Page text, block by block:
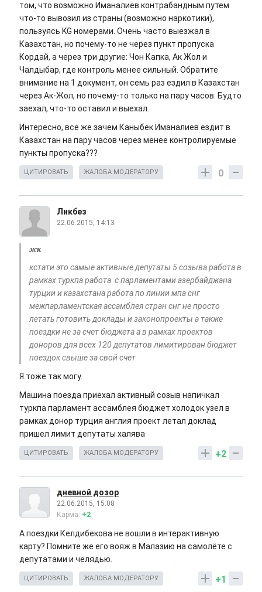
том, что возможно Иманалиев контрабандным путем
что-то вывозил из страны (возможно наркотики),
пользуясь KG номерами. Очень часто выезжал в
Казахстан, но почему-то не через пункт пропуска
Кордай, а через три другие: Чон Капка, Ак Жол и
Чалдыбар, где контроль менее сильный. Обратите
внимание на 1 документ, он семь раз ездил в Казахстан
через Ак-Жол, но почему-то только на пару часов. Будто
заехал, что-то оставил и выехал.
Интересно, все же зачем Каныбек Иманалиев ездит в
Казахстан на пару часов через менее контролируемые
пункты пропуска???
0
ЦИТИРОВАТЬ ЖАЛОБА МОДЕРАТОРУ
Ликбез
22.06.2015, 14:13
жк
кстати это самые активные депутаты 5 созыва работа в
рамках туркпа работа с парламентами азербайджана
турции и казахстана работа по линии мпа снг
межпарламентская ассамблея стран снг не просто
летать готовить доклады и законопроекты а также
поездки не за счет бюджета а в рамках проектов
доноров для всех 120 депутатов лимитирован бюджет
поездок свыше за свой счет
Я тоже так могу.
Машина поезда приехал активный созыв напичкал
туркпа парламент ассамблея бюджет холодок узел в
рамках донор турция англия проект летал доклад
пришел лимит депутаты халява
+2
ЦИТИРОВАТЬ ЖАЛОБА МОДЕРАТОРУ
дневной дозор
22.06.2015, 15:08
Карма: +2
А поездки Келдибекова не вошли в интерактивную
карту? Помните же его вояж в Малазию на самолёте с
депутатами и челядью.
+1
ЦИТИРОВАТЬ ЖАЛОБА МОДЕРАТОРУ